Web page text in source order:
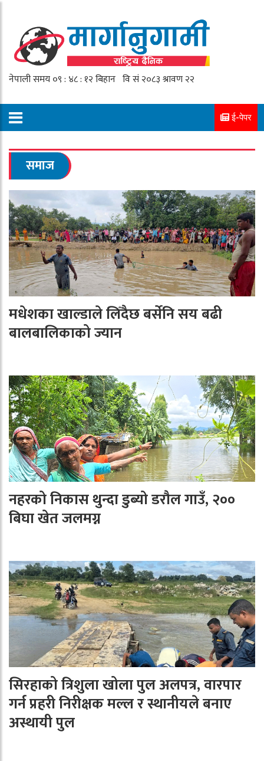
ई-पेपर
समाज
मधेशका खाल्डाले लिँदैछ बर्सेनि सय बढी
बालबालिकाको ज्यान
नहरको निकास थुन्दा डुब्यो डरौल गाउँ, २००
बिघा खेत जलमग्न
सिरहाको त्रिशुला खोला पुल अलपत्र, वारपार
गर्न प्रहरी निरीक्षक मल्ल र स्थानीयले बनाए
अस्थायी पुल